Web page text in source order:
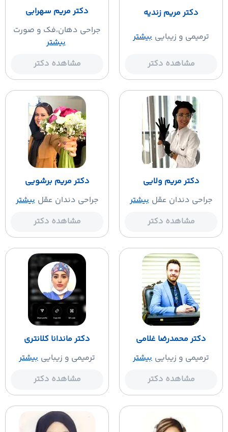
دکتر مریم زندیه
ترمیمی و زیبایی بیشتر
مشاهده دکتر
دکتر مریم سهرابی
جراحی دهان،فک و صورت
بیشتر
مشاهده دکتر
دکتر مریم ولایی
جراحی دندان عقل بیشتر
مشاهده دکتر
دکتر مریم برشویی
جراحی دندان عقل بیشتر
مشاهده دکتر
دکتر محمدرضا غلامی
ترمیمی و زیبایی بیشتر
مشاهده دکتر
دکتر ماندانا کلانتری
ترمیمی و زیبایی بیشتر
مشاهده دکتر